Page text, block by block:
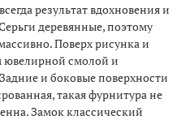
результат вдохновения и
деревянные, поэтому
Поверх рисунка и
ювелирной смолой и
и боковые поверхности
такая фурнитура не
Замок классический